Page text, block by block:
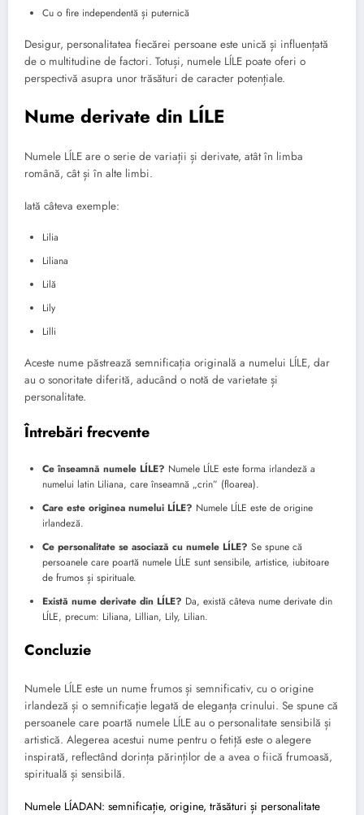
Cu o fire independentă și puternică
Desigur, personalitatea fiecărei persoane este unică și influențată
de o multitudine de factori. Totuși, numele LÍLE poate oferi o
perspectivă asupra unor trăsături de caracter potențiale.
Nume derivate din LÍLE
Numele LÍLE are o serie de variații și derivate, atât în limba
română, cât și în alte limbi.
Iată câteva exemple:
Lilia
Liliana
Lilă
Lily
Lilli
Aceste nume păstrează semnificația originală a numelui LÍLE, dar
au o sonoritate diferită, aducând o notă de varietate și
personalitate.
Întrebări frecvente
Ce înseamnă numele LÍLE? Numele LÍLE este forma irlandeză a
numelui latin Liliana, care înseamnă „crin” (floarea).
Care este originea numelui LÍLE? Numele LÍLE este de origine
irlandeză.
Ce personalitate se asociază cu numele LÍLE? Se spune că
persoanele care poartă numele LÍLE sunt sensibile, artistice, iubitoare
de frumos și spirituale.
Există nume derivate din LÍLE? Da, există câteva nume derivate din
LÍLE, precum: Liliana, Lillian, Lily, Lilian.
Concluzie
Numele LÍLE este un nume frumos și semnificativ, cu o origine
irlandeză și o semnificație legată de eleganța crinului. Se spune că
persoanele care poartă numele LÍLE au o personalitate sensibilă și
artistică. Alegerea acestui nume pentru o fetiță este o alegere
inspirată, reflectând dorința părinților de a avea o fiică frumoasă,
spirituală și sensibilă.
Numele LÍADAN: semnificație, origine, trăsături și personalitate